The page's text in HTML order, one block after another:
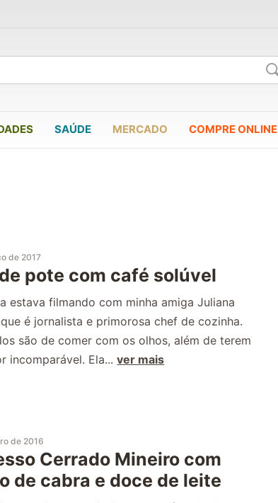
SAÚDE MERCADO COMPRE ONLINE
de 2017
pote com café solúvel
estava filmando com minha amiga Juliana
é jornalista e primorosa chef de cozinha.
são de comer com os olhos, além de terem
incomparável. Ela...ver mais
de 2016
Cerrado Mineiro com
de cabra e doce de leite